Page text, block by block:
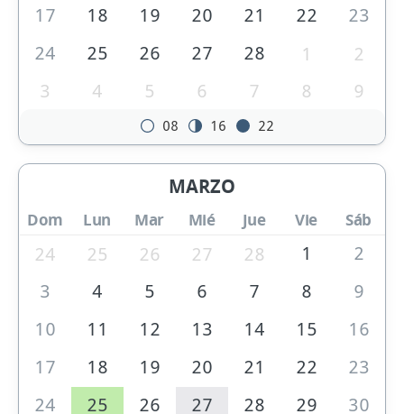
17
18 19 20 21 22
23
24
25 26 27 28 1
2
3
4 5 6 7 8 9
08 16 22
MARZO
Dom Lun Mar Mié Jue Vie Sáb
24 25 26 27 28 1
2
3
4 5 6 7 8
9
10
11 12 13 14 15
16
17
18 19 20 21 22
23
24
25 26 27 28 29
30